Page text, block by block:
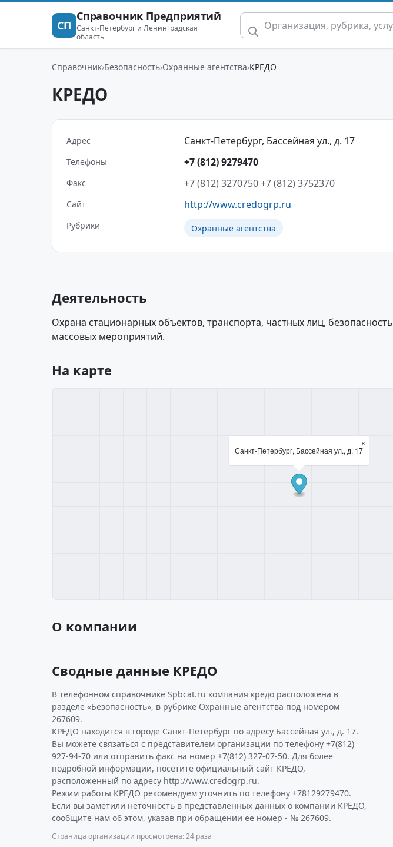
СП
Справочник Предприятий
Санкт-Петербург и Ленинградская
область
Справочник Безопасность Охранные агентства КРЕДО
КРЕДО
Адрес Санкт-Петербург, Бассейная ул., д. 17
Телефоны +7 (812) 9279470
Факс +7 (812) 3270750+7 (812) 3752370
Сайт http://www.credogrp.ru
Рубрики Охранные агентства
Деятельность
Охрана стационарных объектов, транспорта, частных лиц, безопасность
массовых мероприятий.
На карте
Санкт-Петербург, Бассейная ул., д. 17
×
О компании
Сводные данные КРЕДО
В телефонном справочнике Spbcat.ru компания кредо расположена в
разделе «Безопасность», в рубрике Охранные агентства под номером
267609.
КРЕДО находится в городе Санкт-Петербург по адресу Бассейная ул., д. 17.
Вы можете связаться с представителем организации по телефону +7(812)
927-94-70 или отправить факс на номер +7(812) 327-07-50. Для более
подробной информации, посетите официальный сайт КРЕДО,
расположенный по адресу http://www.credogrp.ru.
Режим работы КРЕДО рекомендуем уточнить по телефону +78129279470.
Если вы заметили неточность в представленных данных о компании КРЕДО,
сообщите нам об этом, указав при обращении ее номер - № 267609.
Страница организации просмотрена: 24 раза